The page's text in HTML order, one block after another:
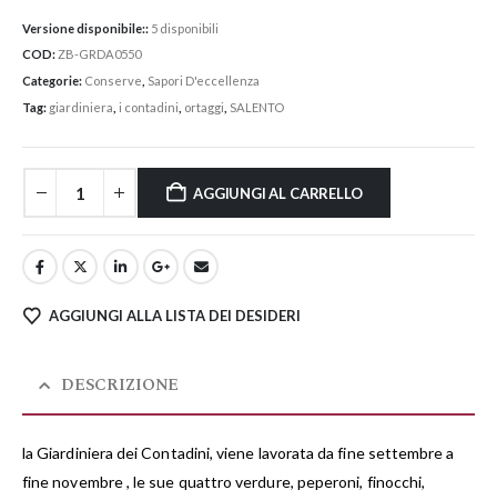
Versione disponibile:: 5 disponibili
COD:ZB-GRDA0550
Categorie: Conserve Sapori D'eccellenza
Tag: giardiniera i contadini ortaggi SALENTO
AGGIUNGI AL CARRELLO
AGGIUNGI ALLA LISTA DEI DESIDERI
DESCRIZIONE
la Giardiniera dei Contadini, viene lavorata da fine settembre a
fine novembre , le sue quattro verdure, peperoni, finocchi,